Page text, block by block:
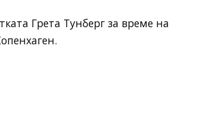
Грета Тунберг за време на